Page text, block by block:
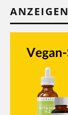
ANZEIGEN